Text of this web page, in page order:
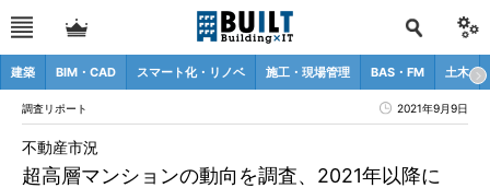
建築 BIM・CAD スマート化・リノベ 施工・現場管理 BAS・FM 土木
調査リポート 2021年9月9日
超高層マンションの動向を調査、2021年以降に
不動産市況